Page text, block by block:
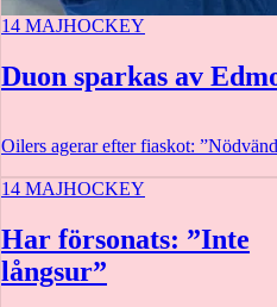
14 MAJHOCKEY
Duon sparkas av
Oilers agerar efter fiaskot:
14 MAJHOCKEY
Har försonats: ”Inte
långsur”